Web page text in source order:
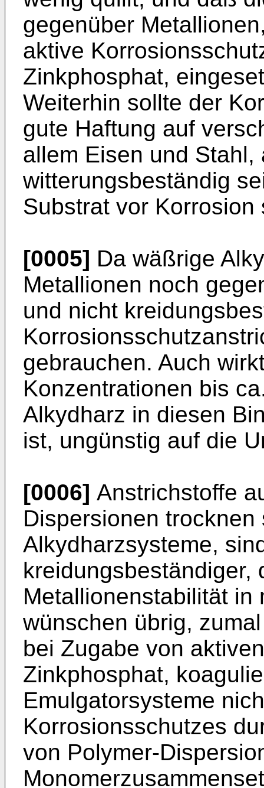
gegenüber
aktive
Zinkphosphat,
Weiterhin sollte der
gute Haftung auf
allem Eisen und
witterungsbeständig
Substrat vor Korrosion
[0005] Da wäßrige
Metallionen noch
und nicht
gebrauchen. Auch
Konzentrationen bis
Alkydharz in diesen
ist, ungünstig auf die
[0006] Anstrichstoffe
Dispersionen
Alkydharzsysteme,
kreidungsbeständiger,
Metallionenstabilität in
wünschen übrig,
bei Zugabe von
Zinkphosphat,
Emulgatorsysteme
Korrosionsschutzes
von Polymer-